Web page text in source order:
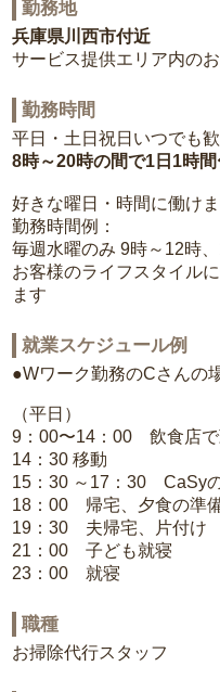
勤務地
兵庫県川西市付近
サービス提供エリア内の
勤務時間
平日・土日祝日いつでも
8時～20時の間で1日1時間
好きな曜日・時間に働け
勤務時間例：
毎週水曜のみ 9時～12時
お客様のライフスタイル
ます
就業スケジュール例
●Wワーク勤務のCさんの
（平日）
9：00〜14：00 飲食店で
14：30 移動
15：30 ～17：30 CaSy
18：00 帰宅、夕食の準
19：30 夫帰宅、片付け
21：00 子ども就寝
23：00 就寝
職種
お掃除代行スタッフ